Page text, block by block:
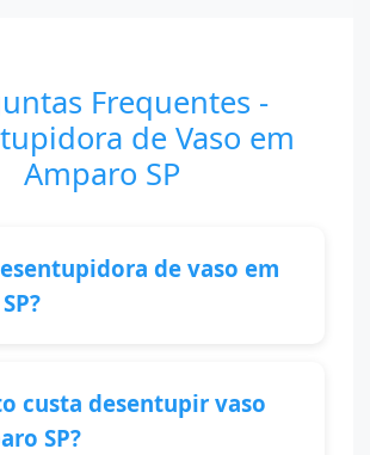
Frequentes -
de Vaso em
Amparo SP
de vaso em
custa desentupir vaso
SP?